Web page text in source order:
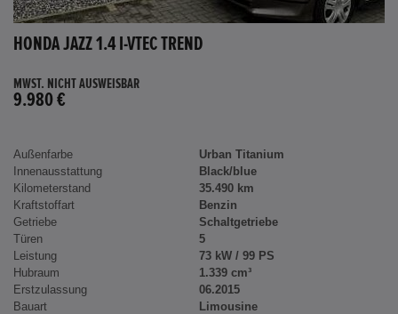
HONDA JAZZ 1.4 I-VTEC TREND
MWST. NICHT AUSWEISBAR
9.980 €
Außenfarbe
Urban Titanium
Innenausstattung
Black/blue
Kilometerstand
35.490 km
Kraftstoffart
Benzin
Getriebe
Schaltgetriebe
Türen
5
Leistung
73 kW / 99 PS
Hubraum
1.339 cm³
Erstzulassung
06.2015
Bauart
Limousine